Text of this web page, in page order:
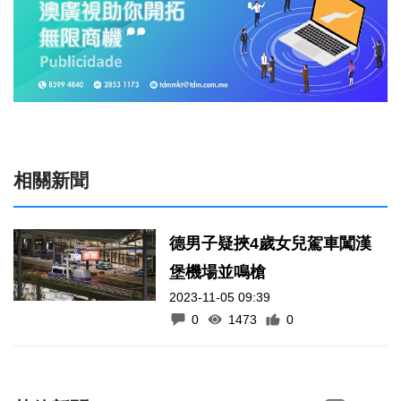
相關新聞
德男子疑挾4歲女兒駕車闖漢
堡機場並鳴槍
2023-11-05 09:39
0
1473 0